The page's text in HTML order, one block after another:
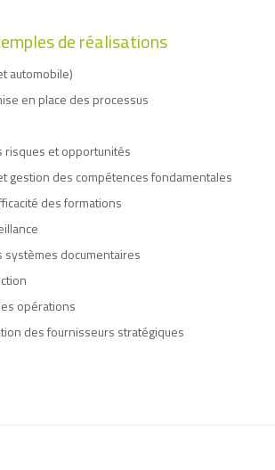
de réalisations
automobile)
en place des processus
risques et opportunités
gestion des compétences fondamentales
des formations
systèmes documentaires
opérations
des fournisseurs stratégiques